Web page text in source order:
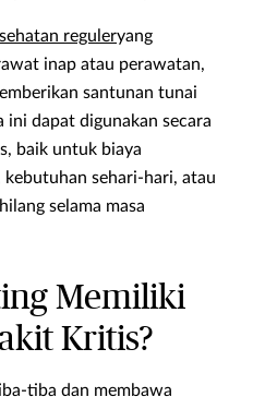
reguleryang
inap atau perawatan,
santunan tunai
dapat digunakan secara
baik untuk biaya
sehari-hari, atau
selama masa
Memiliki
Kritis?
tiba dan membawa